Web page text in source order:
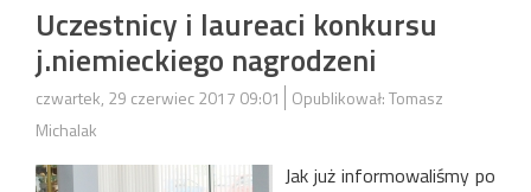
Uczestnicy i laureaci konkursu
j.niemieckiego nagrodzeni
czwartek, 29 czerwiec 2017 09:01
Opublikował: Tomasz
Michalak
Jak już informowaliśmy po